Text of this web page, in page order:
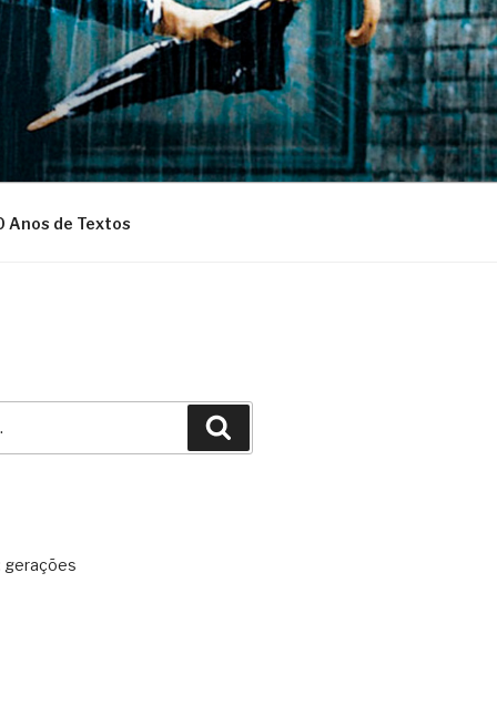
Anos de Textos
gerações